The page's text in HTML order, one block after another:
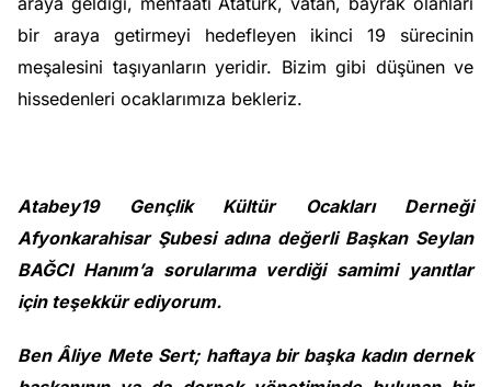
bir araya getirmeyi hedefleyen ikinci 19 sürecinin
meşalesini taşıyanların yeridir. Bizim gibi düşünen ve
hissedenleri ocaklarımıza bekleriz.
Atabey19 Gençlik Kültür Ocakları Derneği
Afyonkarahisar Şubesi adına değerli Başkan Seylan
BAĞCI Hanım’a sorularıma verdiği samimi yanıtlar
için teşekkür ediyorum.
Ben Âliye Mete Sert; haftaya bir başka kadın dernek